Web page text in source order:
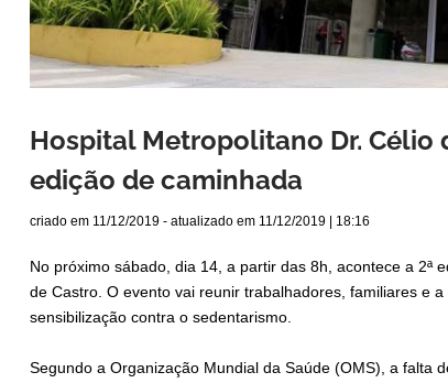
Hospital Metropolitano Dr. Célio
edição de caminhada
criado em 11/12/2019 - atualizado em 11/12/2019 | 18:16
No próximo sábado, dia 14, a partir das 8h, acontece a 2ª
de Castro. O evento vai reunir trabalhadores, familiares e
sensibilização contra o sedentarismo.
Segundo a Organização Mundial da Saúde (OMS), a falta